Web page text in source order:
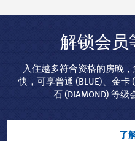
解锁会员
入住越多符合资格的房晚
快，可享普通 (BLUE)、金卡
石 (DIAMOND) 等级
了